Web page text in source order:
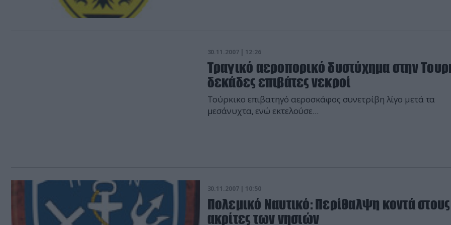
30.11.2007 | 12:26
Τραγικό αεροπορικό δυστύχημα στην
δεκάδες επιβάτες νεκροί
Τούρκικο επιβατηγό αεροσκάφος συνετρίβη λίγο μετά τα
μεσάνυχτα, ενώ εκτελούσε...
30.11.2007 | 10:50
Πολεμικό Ναυτικό: Περίθαλψη κοντά στους
ακρίτες των νησιών